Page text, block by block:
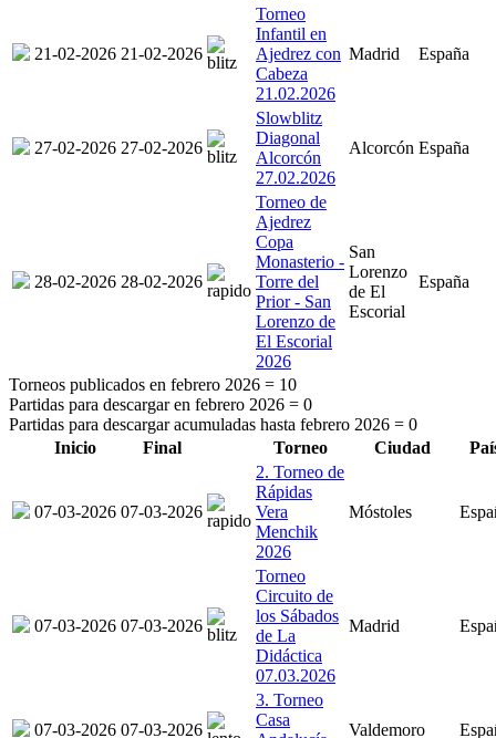
21-02-2026 21-02-2026
Torneo
Infantil en
Ajedrez con
Cabeza
21.02.2026
Madrid España
27-02-2026 27-02-2026
Slowblitz
Diagonal
Alcorcón
27.02.2026
Alcorcón España
28-02-2026 28-02-2026
Torneo de
Ajedrez
Copa
Monasterio -
Torre del
Prior - San
Lorenzo de
El Escorial
2026
San
Lorenzo
de El
Escorial
España
Torneos publicados en febrero 2026 = 10
Partidas para descargar en febrero 2026 = 0
Partidas para descargar acumuladas hasta febrero 2026 = 0
Inicio
Final Torneo Ciudad
07-03-2026 07-03-2026
2. Torneo de
Rápidas
Vera
Menchik
2026
Móstoles
07-03-2026 07-03-2026
Torneo
Circuito de
los Sábados
de La
Didáctica
07.03.2026
Madrid
07-03-2026 07-03-2026
3. Torneo
Casa
Valdemoro